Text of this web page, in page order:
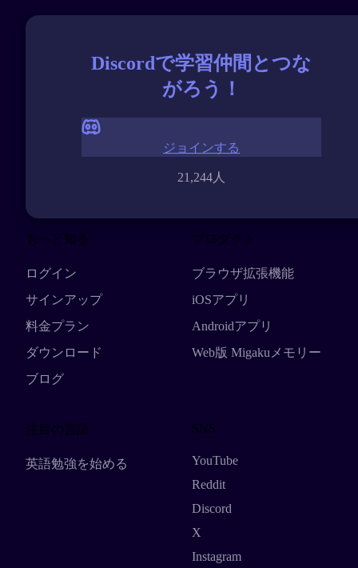
Discordで学習仲間とつな
がろう！
21,244人
ジョインする
もっと知る
ログイン
サインアップ
料金プラン
ダウンロード
ブログ
プロダクト
ブラウザ拡張機能
iOSアプリ
Androidアプリ
Web版 Migakuメモリー
注目の言語
英語勉強を始める
SNS
YouTube
Reddit
Discord
X
Instagram